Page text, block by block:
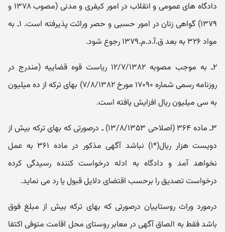
دادگاه های عمومی و انقلاب در امور کیفری و مدنی (مصوب ۱۳۷۸ و
۱۳۷۹) گواهی زنان در امور حسبی و حصر وراثت پذیرفته است. ۱ـ به
مواد ۳۲۶ به بعد ق.آ.د.م.۱۳۷۹ رجوع شود.
۲ـ به موجب مصوبه ۱۲/۷/۱۳۸۲ ریاست قوه قضاییه (مندرج در
روزنامه رسمی شماره ۱۷۰۹۰ مورخ ۷/۸/۱۳۸۲) بهای ترکه از ده میلیون
به سی میلیون ریال افزایش یافته است.
۳ـ ماده ۳۶۴ (اصلاحی ۱۳/۸/۱۳۵۳) ـ درصورتی که بهای ترکه بیش از
دویست هزار ریال(*۱) نباشد آگهی مذکور در ماده ۳۶۱ به عمل
نخواهد آمد و دادگاه به ادله درخواست کننده رسیدگی کرده
درخواست تصدیق را برحسب اقتضای دلایل قبول یا رد می نماید.
درمورد وراث روستاییان درصورتی که بهای ترکه بیش از مبلغ فوق
باشد فقط به الصاق آگهی در معابر روستای محل اقامت متوفی اکتفا